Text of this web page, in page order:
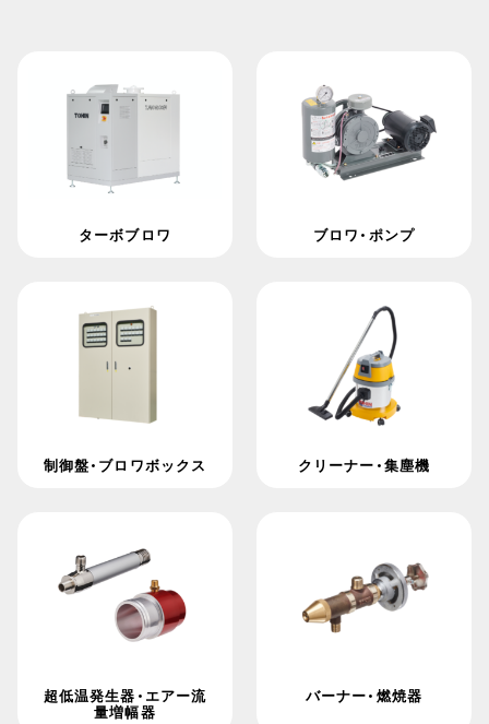
ターボブロワ ブロワ・ポンプ
制御盤・ブロワボックス クリーナー・集塵機
超低温発生器・エアー流
量増幅器
バーナー・燃焼器